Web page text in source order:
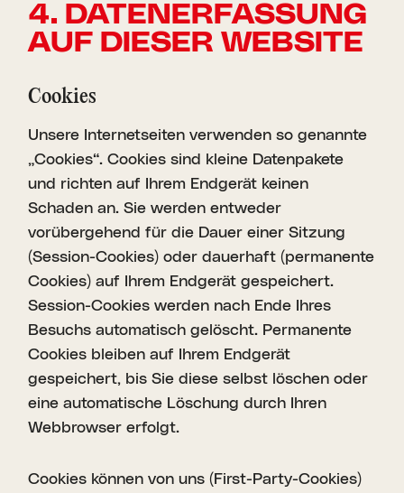
4. DATEN­ER­FASSUNG
AUF DIESER WEBSITE
Cookies
Unsere Internetseiten verwenden so genannte
„Cookies“. Cookies sind kleine Datenpakete
und richten auf Ihrem Endgerät keinen
Schaden an. Sie werden entweder
vorübergehend für die Dauer einer Sitzung
(Session-Cookies) oder dauerhaft (permanente
Cookies) auf Ihrem Endgerät gespeichert.
Session-Cookies werden nach Ende Ihres
Besuchs automatisch gelöscht. Permanente
Cookies bleiben auf Ihrem Endgerät
gespeichert, bis Sie diese selbst löschen oder
eine automatische Löschung durch Ihren
Webbrowser erfolgt.
Cookies können von uns (First-Party-Cookies)